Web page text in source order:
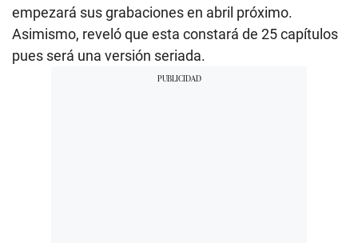
empezará sus grabaciones en abril próximo.
Asimismo, reveló que esta constará de 25 capítulos
pues será una versión seriada.